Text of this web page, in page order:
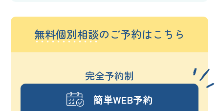
無料個別相談のご予約はこちら
完全予約制
簡単WEB予約